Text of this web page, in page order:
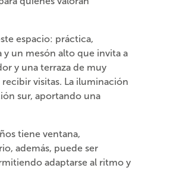
espacio: práctica,
un mesón alto que invita a
y una terraza de muy
visitas. La iluminación
sur, aportando una
tiene ventana,
además, puede ser
adaptarse al ritmo y